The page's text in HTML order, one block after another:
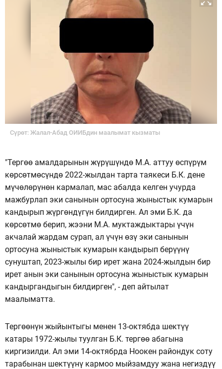
Сүрөт: Жалал-Абад ОИИБдин маалымат кызматы
"Тергөө амалдарынын жүрүшүндө М.А. аттуу өспүрүм
көрсөтмөсүндө 2022-жылдан тарта таякеси Б.К. дене
мүчөлөрүнөн кармалап, мас абалда келген учурда
мажбурлап эки санынын ортосуна жыныстык кумарын
кандырып жүргөндүгүн билдирген. Ал эми Б.К. да
көрсөтмө берип, жээни М.А. муктаждыктары үчүн
акчалай жардам сурап, ал үчүн өзү эки санынын
ортосуна жыныстык кумарын кандырып берүүнү
сунуштап, 2023-жылы бир ирет жана 2024-жылдын бир
ирет анын эки санынын ортосуна жыныстык кумарын
кандыргандыгын билдирген", - деп айтылат
маалыматта.
Тергөөнүн жыйынтыгы менен 13-октябда шектүү
катары 1972-жылы туулган Б.К. тергөө абагына
киргизилди. Ал эми 14-октябрда Ноокен райондук соту
тарабынан шектүүнү кармоо мыйзамдуу жана негиздүү